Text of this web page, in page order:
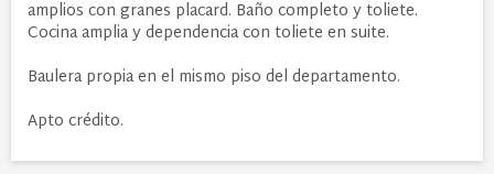
amplios con granes placard. Baño completo y toliete.
Cocina amplia y dependencia con toliete en suite.
Baulera propia en el mismo piso del departamento.
Apto crédito.